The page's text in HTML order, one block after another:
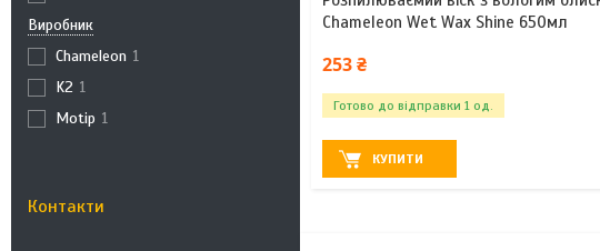
Виробник
Chameleon 1
K2 1
Motip 1
Контакти
Chameleon Wet Wax Shine 650мл
253 ₴
Готово до відправки 1 од.
КУПИТИ